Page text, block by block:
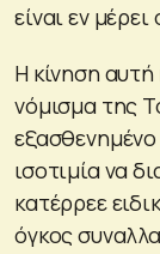
είναι εν
Η κίνηση
νόμισμα της
εξασθενημένο
ισοτιμία να
κατέρρεε
όγκος